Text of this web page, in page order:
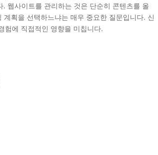
웹사이트를 관리하는 것은 단순히 콘텐츠를 올
획을 선택하느냐는 매우 중요한 질문입니다. 신
험에 직접적인 영향을 미칩니다.